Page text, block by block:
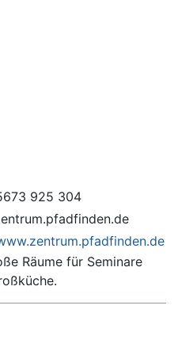
925 304
Räume für Seminare